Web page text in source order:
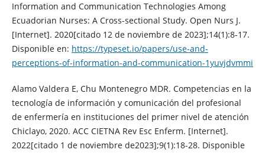
Information and Communication Technologies Among
Ecuadorian Nurses: A Cross-sectional Study. Open Nurs J.
[Internet]. 2020[citado 12 de noviembre de 2023];14(1):8-17.
Disponible en: https://typeset.io/papers/use-and-
perceptions-of-information-and-communication-1yuvjdvmmi
Alamo Valdera E, Chu Montenegro MDR. Competencias en la
tecnología de información y comunicación del profesional
de enfermería en instituciones del primer nivel de atención
Chiclayo, 2020. ACC CIETNA Rev Esc Enferm. [Internet].
2022[citado 1 de noviembre de2023];9(1):18-28. Disponible